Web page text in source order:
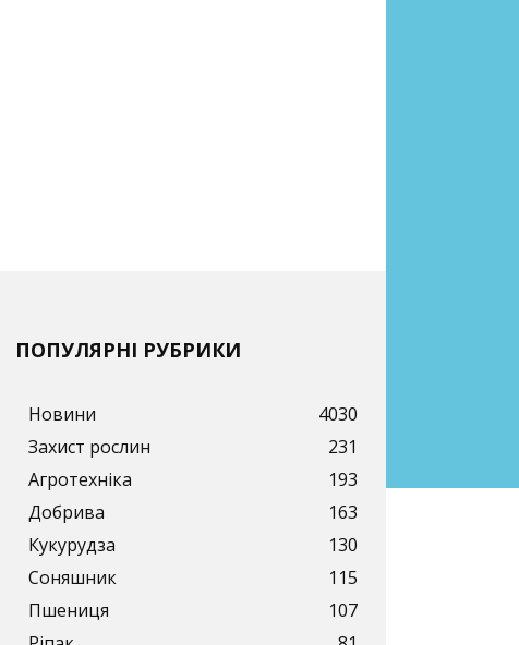
ПОПУЛЯРНІ РУБРИКИ
Новини
4030
Захист рослин
231
Агротехніка
193
Добрива
163
Кукурудза
130
Соняшник
115
Пшениця
107